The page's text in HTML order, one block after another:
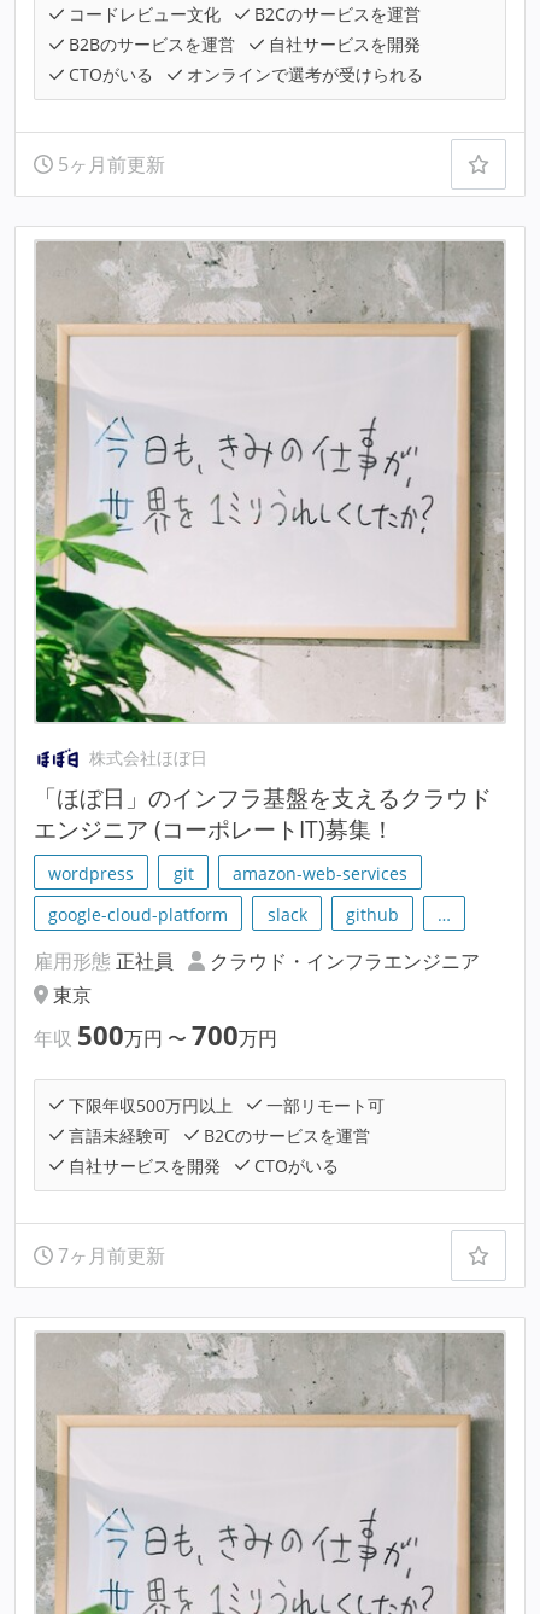
コードレビュー文化
B2Cのサービスを運営
B2Bのサービスを運営
自社サービスを開発
CTOがいる
オンラインで選考が受けられる
5ヶ月前更新
株式会社ほぼ日
「ほぼ日」のインフラ基盤を支えるクラウド
エンジニア (コーポレートIT)募集！
wordpress git
amazon-web-services
google-cloud-platform
slack github …
雇用形態 正社員
クラウド・インフラエンジニア
東京
年収 500万円 〜 700万円
下限年収500万円以上
一部リモート可
言語未経験可
B2Cのサービスを運営
自社サービスを開発
CTOがいる
7ヶ月前更新